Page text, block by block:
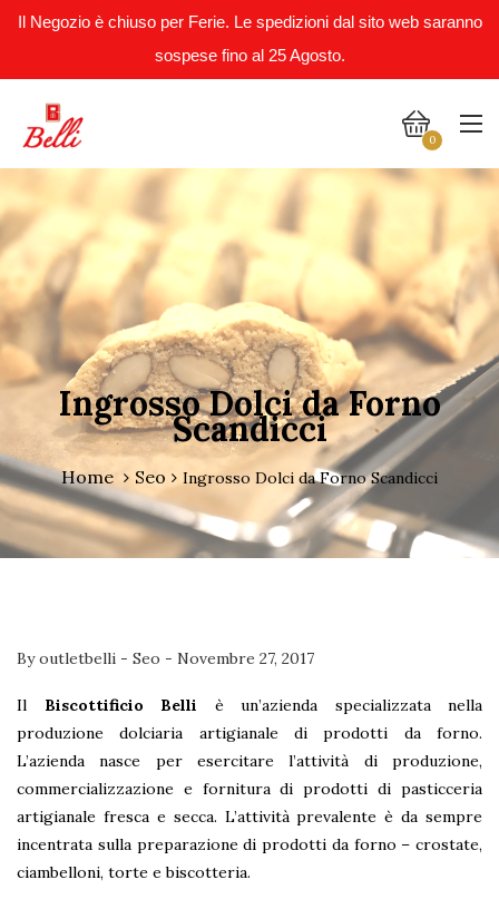
Il Negozio è chiuso per Ferie. Le spedizioni dal sito web saranno
sospese fino al 25 Agosto.
0
Ingrosso Dolci da Forno
Scandicci
Home Seo Ingrosso Dolci da Forno Scandicci
Byoutletbelli - Seo - Novembre 27, 2017
Il Biscottificio Belli è un’azienda specializzata nella
produzione dolciaria artigianale di prodotti da forno.
L’azienda nasce per esercitare l’attività di produzione,
commercializzazione e fornitura di prodotti di pasticceria
artigianale fresca e secca. L’attività prevalente è da sempre
incentrata sulla preparazione di prodotti da forno – crostate,
ciambelloni, torte e biscotteria.